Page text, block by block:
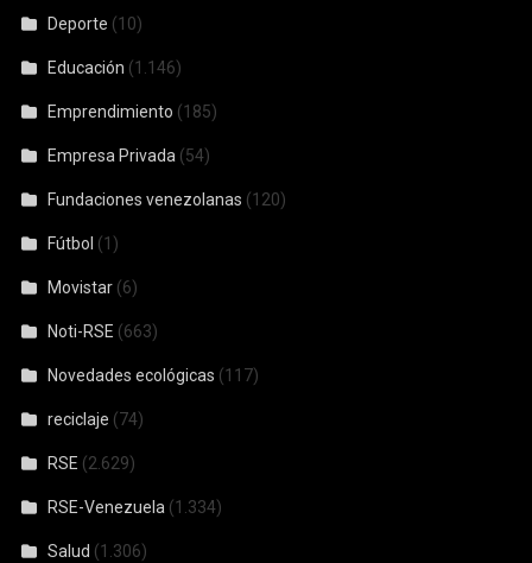
Deporte (10)
Educación (1.146)
Emprendimiento (185)
Empresa Privada (54)
Fundaciones venezolanas (120)
Fútbol (1)
Movistar (6)
Noti-RSE (663)
Novedades ecológicas (117)
reciclaje (74)
RSE (2.629)
RSE-Venezuela (1.334)
Salud (1.306)